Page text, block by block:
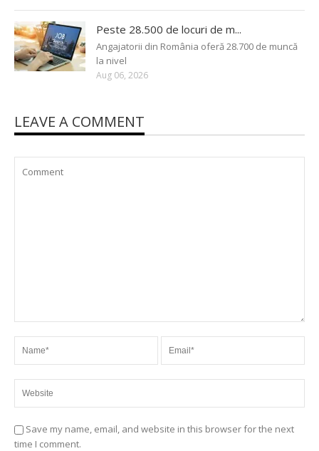
Peste 28.500 de locuri de m...
Angajatorii din România oferă 28.700 de muncă
la nivel
Aug 06, 2026
LEAVE A COMMENT
Save my name, email, and website in this browser for the next
time I comment.